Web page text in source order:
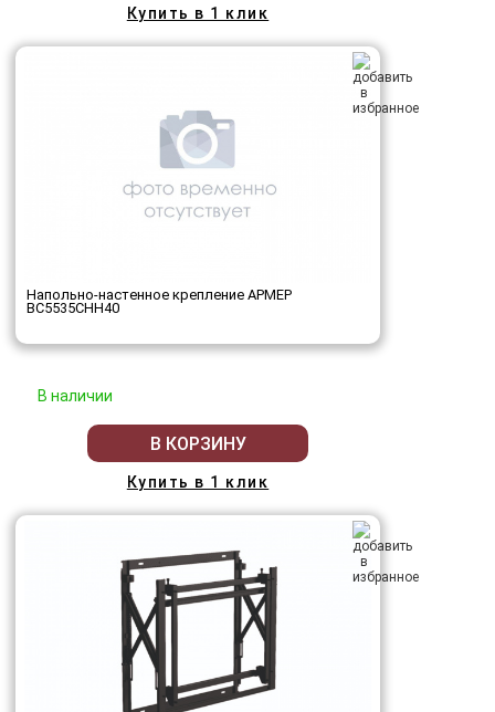
Купить в 1 клик
Напольно-настенное крепление АРМЕР
ВС5535СНН40
В наличии
В КОРЗИНУ
Купить в 1 клик